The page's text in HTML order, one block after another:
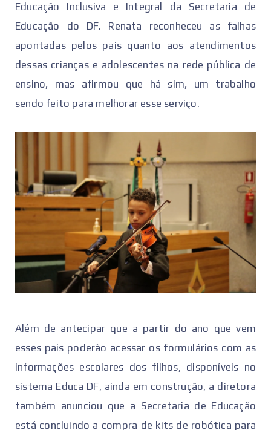
Educação Inclusiva e Integral da Secretaria de
Educação do DF. Renata reconheceu as falhas
apontadas pelos pais quanto aos atendimentos
dessas crianças e adolescentes na rede pública de
ensino, mas afirmou que há sim, um trabalho
sendo feito para melhorar esse serviço.
Além de antecipar que a partir do ano que vem
esses pais poderão acessar os formulários com as
informações escolares dos filhos, disponíveis no
sistema Educa DF, ainda em construção, a diretora
também anunciou que a Secretaria de Educação
está concluindo a compra de kits de robótica para